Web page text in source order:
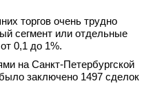
торгов очень трудно
сегмент или отдельные
0,1 до 1%.
на Санкт-Петербургской
заключено 1497 сделок